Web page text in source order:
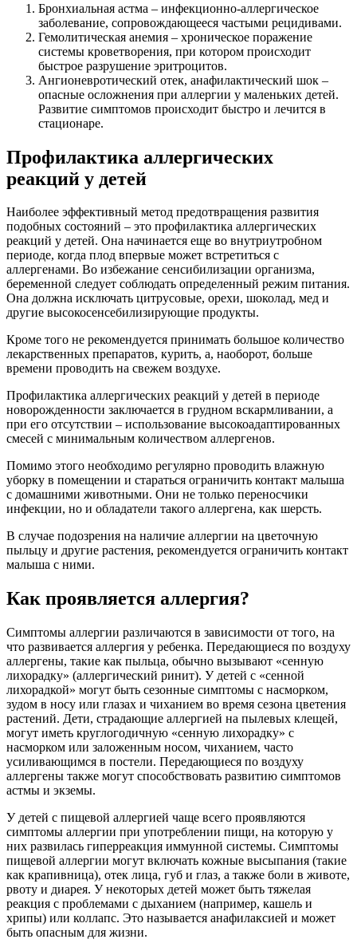
Бронхиальная астма – инфекционно-аллергическое
заболевание, сопровождающееся частыми рецидивами.
Гемолитическая анемия – хроническое поражение
системы кроветворения, при котором происходит
быстрое разрушение эритроцитов.
Ангионевротический отек, анафилактический шок –
опасные осложнения при аллергии у маленьких детей.
Развитие симптомов происходит быстро и лечится в
стационаре.
Профилактика аллергических
реакций у детей
Наиболее эффективный метод предотвращения развития
подобных состояний – это профилактика аллергических
реакций у детей. Она начинается еще во внутриутробном
периоде, когда плод впервые может встретиться с
аллергенами. Во избежание сенсибилизации организма,
беременной следует соблюдать определенный режим питания.
Она должна исключать цитрусовые, орехи, шоколад, мед и
другие высокосенсебилизирующие продукты.
Кроме того не рекомендуется принимать большое количество
лекарственных препаратов, курить, а, наоборот, больше
времени проводить на свежем воздухе.
Профилактика аллергических реакций у детей в периоде
новорожденности заключается в грудном вскармливании, а
при его отсутствии – использование высокоадаптированных
смесей с минимальным количеством аллергенов.
Помимо этого необходимо регулярно проводить влажную
уборку в помещении и стараться ограничить контакт малыша
с домашними животными. Они не только переносчики
инфекции, но и обладатели такого аллергена, как шерсть.
В случае подозрения на наличие аллергии на цветочную
пыльцу и другие растения, рекомендуется ограничить контакт
малыша с ними.
Как проявляется аллергия?
Симптомы аллергии различаются в зависимости от того, на
что развивается аллергия у ребенка. Передающиеся по воздуху
аллергены, такие как пыльца, обычно вызывают «сенную
лихорадку» (аллергический ринит). У детей с «сенной
лихорадкой» могут быть сезонные симптомы с насморком,
зудом в носу или глазах и чиханием во время сезона цветения
растений. Дети, страдающие аллергией на пылевых клещей,
могут иметь круглогодичную «сенную лихорадку» с
насморком или заложенным носом, чиханием, часто
усиливающимся в постели. Передающиеся по воздуху
аллергены также могут способствовать развитию симптомов
астмы и экземы.
У детей с пищевой аллергией чаще всего проявляются
симптомы аллергии при употреблении пищи, на которую у
них развилась гиперреакция иммунной системы. Симптомы
пищевой аллергии могут включать кожные высыпания (такие
как крапивница), отек лица, губ и глаз, а также боли в животе,
рвоту и диарея. У некоторых детей может быть тяжелая
реакция с проблемами с дыханием (например, кашель и
хрипы) или коллапс. Это называется анафилаксией и может
быть опасным для жизни.